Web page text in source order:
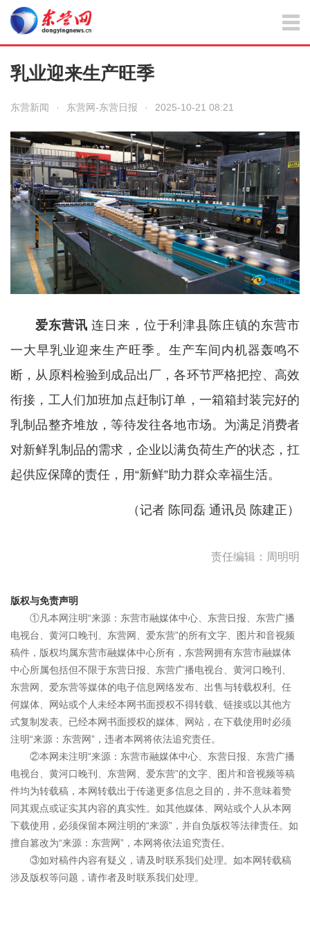
乳业迎来生产旺季
东营新闻 · 东营网-东营日报 · 2025-10-21 08:21
爱东营讯 连日来，位于利津县陈庄镇的东营市
一大早乳业迎来生产旺季。生产车间内机器轰鸣不
断，从原料检验到成品出厂，各环节严格把控、高效
衔接，工人们加班加点赶制订单，一箱箱封装完好的
乳制品整齐堆放，等待发往各地市场。为满足消费者
对新鲜乳制品的需求，企业以满负荷生产的状态，扛
起供应保障的责任，用“新鲜”助力群众幸福生活。
（记者 陈同磊 通讯员 陈建正）
责任编辑：周明明
版权与免责声明
①凡本网注明“来源：东营市融媒体中心、东营日报、东营广播
电视台、黄河口晚刊、东营网、爱东营”的所有文字、图片和音视频
稿件，版权均属东营市融媒体中心所有，东营网拥有东营市融媒体
中心所属包括但不限于东营日报、东营广播电视台、黄河口晚刊、
东营网、爱东营等媒体的电子信息网络发布、出售与转载权利。任
何媒体、网站或个人未经本网书面授权不得转载、链接或以其他方
式复制发表。已经本网书面授权的媒体、网站，在下载使用时必须
注明“来源：东营网”，违者本网将依法追究责任。
②本网未注明“来源：东营市融媒体中心、东营日报、东营广播
电视台、黄河口晚刊、东营网、爱东营”的文字、图片和音视频等稿
件均为转载稿，本网转载出于传递更多信息之目的，并不意味着赞
同其观点或证实其内容的真实性。如其他媒体、网站或个人从本网
下载使用，必须保留本网注明的“来源”，并自负版权等法律责任。如
擅自篡改为“来源：东营网”，本网将依法追究责任。
③如对稿件内容有疑义，请及时联系我们处理。如本网转载稿
涉及版权等问题，请作者及时联系我们处理。